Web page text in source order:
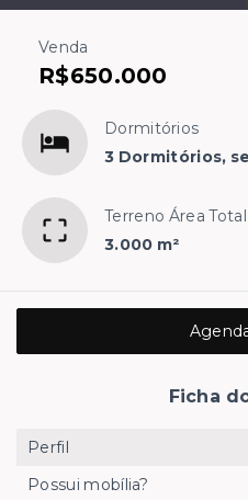
Venda
R$650.000
Dormitórios
3 Dormitórios,
Terreno Área Total
3.000 m²
Ficha
Perfil
Possui mobília?